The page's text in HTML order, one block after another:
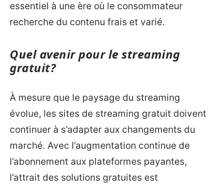
essentiel à une ère où le consommateur
recherche du contenu frais et varié.
Quel avenir pour le streaming
gratuit?
À mesure que le paysage du streaming
évolue, les sites de streaming gratuit doivent
continuer à s’adapter aux changements du
marché. Avec l’augmentation continue de
l’abonnement aux plateformes payantes,
l’attrait des solutions gratuites est